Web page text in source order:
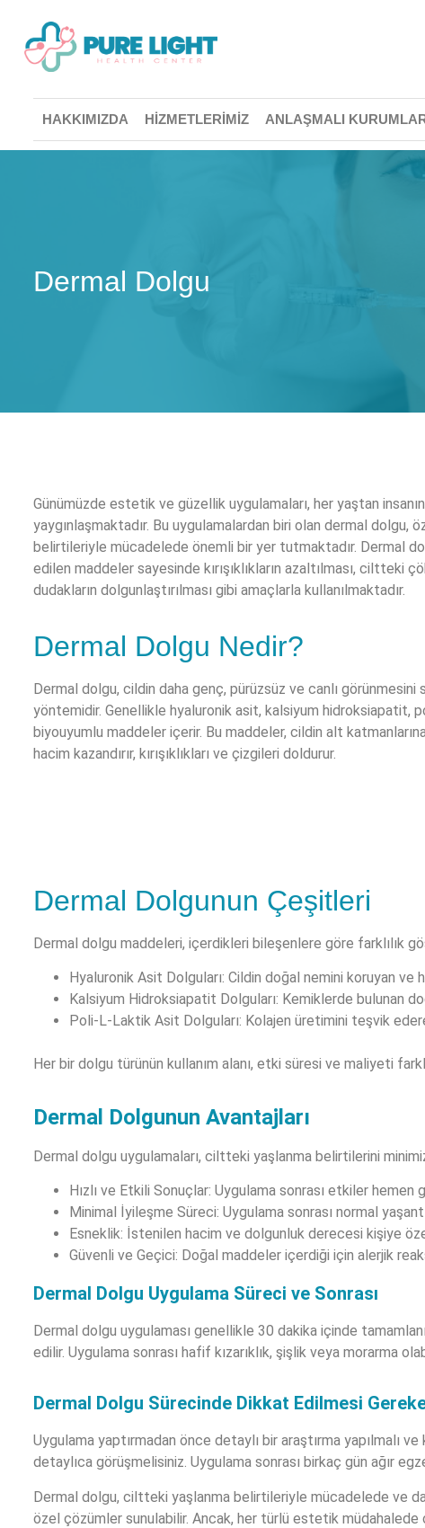
HAKKIMIZDA HIZMETLERIMIZ ANLAŞMALI
Dermal Dolgu
Günümüzde estetik ve güzellik uygulamaları, her yaştan
yaygınlaşmaktadır. Bu uygulamalardan biri olan dermal dolgu,
belirtileriyle mücadelede önemli bir yer tutmaktadır. Dermal
edilen maddeler sayesinde kırışıklıkların azaltılması, ciltteki
dudakların dolgunlaştırılması gibi amaçlarla kullanılmaktadır.
Dermal Dolgu Nedir?
Dermal dolgu, cildin daha genç, pürüzsüz ve canlı
yöntemidir. Genellikle hyaluronik asit, kalsiyum hidroksiapatit,
biyouyumlu maddeler içerir. Bu maddeler, cildin alt
hacim kazandırır, kırışıklıkları ve çizgileri doldurur.
Dermal Dolgunun Çeşitleri
Dermal dolgu maddeleri, içerdikleri bileşenlere göre farklılık
Hyaluronik Asit Dolguları: Cildin doğal nemini koruyan
Kalsiyum Hidroksiapatit Dolguları: Kemiklerde bulunan
Poli-L-Laktik Asit Dolguları: Kolajen üretimini teşvik
Her bir dolgu türünün kullanım alanı, etki süresi ve maliyeti
Dermal Dolgunun Avantajları
Dermal dolgu uygulamaları, ciltteki yaşlanma belirtilerini
Hızlı ve Etkili Sonuçlar: Uygulama sonrası etkiler hemen
Minimal İyileşme Süreci: Uygulama sonrası normal
Esneklik: İstenilen hacim ve dolgunluk derecesi kişiye
Güvenli ve Geçici: Doğal maddeler içerdiği için alerjik
Dermal Dolgu Uygulama Süreci ve Sonrası
Dermal dolgu uygulaması genellikle 30 dakika içinde
edilir. Uygulama sonrası hafif kızarıklık, şişlik veya morarma
Dermal Dolgu Sürecinde Dikkat Edilmesi
Uygulama yaptırmadan önce detaylı bir araştırma yapılmalı
detaylıca görüşmelisiniz. Uygulama sonrası birkaç gün ağır
Dermal dolgu, ciltteki yaşlanma belirtileriyle mücadelede ve
özel çözümler sunulabilir. Ancak, her türlü estetik müdahalede